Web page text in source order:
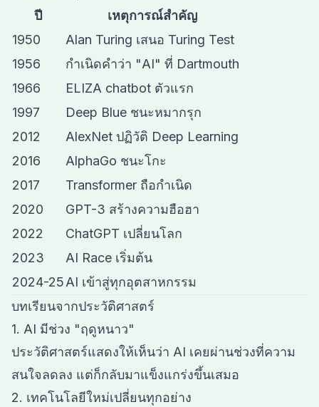
ปี
เหตุการณ์สำคัญ
1950
Alan Turing เสนอ Turing Test
1956
กำเนิดคำว่า "AI" ที่ Dartmouth
1966
ELIZA chatbot ตัวแรก
1997
Deep Blue ชนะหมากรุก
2012
AlexNet ปฏิวัติ Deep Learning
2016
AlphaGo ชนะโกะ
2017
Transformer ถือกำเนิด
2020
GPT-3 สร้างความฮือฮา
2022
ChatGPT เปลี่ยนโลก
2023
AI Race เริ่มต้น
2024-25AI เข้าสู่ทุกอุตสาหกรรม
บทเรียนจากประวัติศาสตร์
1. AI มีช่วง "ฤดูหนาว"
ประวัติศาสตร์แสดงให้เห็นว่า AI เคยผ่านช่วงที่ความ
สนใจลดลง แต่ก็กลับมาแข็งแกร่งขึ้นเสมอ
2. เทคโนโลยีใหม่เปลี่ยนทุกอย่าง